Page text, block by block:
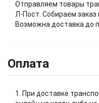
Отправляем товары
Л-Пост. Собираем заказ
Возможна доставка до
Оплата
1. При доставке